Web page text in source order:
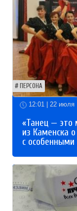
ПЕРСОНА
12:01 | 22 июля
«Танец — это
из Каменска
с